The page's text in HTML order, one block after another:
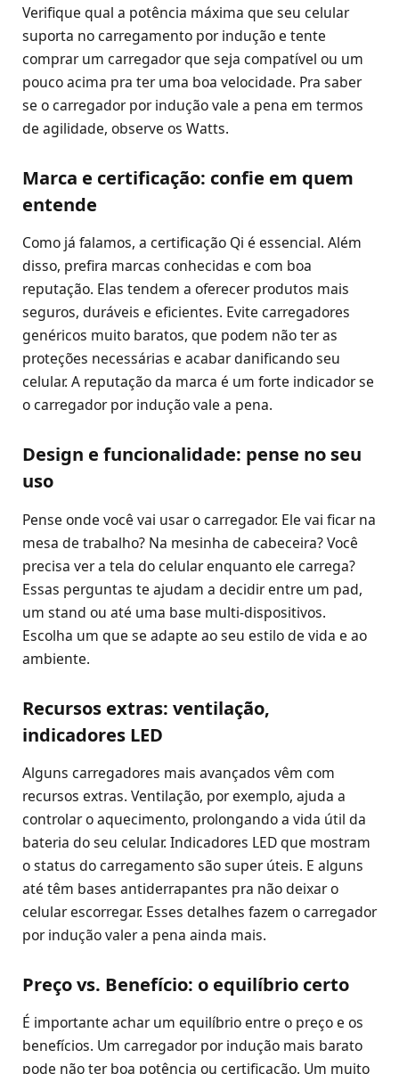
Verifique qual a potência máxima que seu celular
suporta no carregamento por indução e tente
comprar um carregador que seja compatível ou um
pouco acima pra ter uma boa velocidade. Pra saber
se o carregador por indução vale a pena em termos
de agilidade, observe os Watts.
Marca e certificação: confie em quem
entende
Como já falamos, a certificação Qi é essencial. Além
disso, prefira marcas conhecidas e com boa
reputação. Elas tendem a oferecer produtos mais
seguros, duráveis e eficientes. Evite carregadores
genéricos muito baratos, que podem não ter as
proteções necessárias e acabar danificando seu
celular. A reputação da marca é um forte indicador se
o carregador por indução vale a pena.
Design e funcionalidade: pense no seu
uso
Pense onde você vai usar o carregador. Ele vai ficar na
mesa de trabalho? Na mesinha de cabeceira? Você
precisa ver a tela do celular enquanto ele carrega?
Essas perguntas te ajudam a decidir entre um pad,
um stand ou até uma base multi-dispositivos.
Escolha um que se adapte ao seu estilo de vida e ao
ambiente.
Recursos extras: ventilação,
indicadores LED
Alguns carregadores mais avançados vêm com
recursos extras. Ventilação, por exemplo, ajuda a
controlar o aquecimento, prolongando a vida útil da
bateria do seu celular. Indicadores LED que mostram
o status do carregamento são super úteis. E alguns
até têm bases antiderrapantes pra não deixar o
celular escorregar. Esses detalhes fazem o carregador
por indução valer a pena ainda mais.
Preço vs. Benefício: o equilíbrio certo
É importante achar um equilíbrio entre o preço e os
benefícios. Um carregador por indução mais barato
pode não ter boa potência ou certificação. Um muito